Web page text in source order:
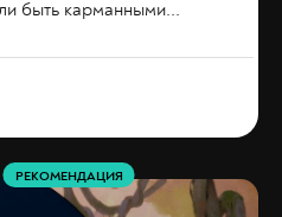
быть карманными...
РЕКОМЕНДАЦИЯ